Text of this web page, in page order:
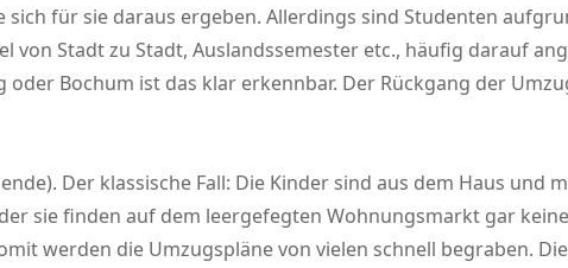
für sie daraus ergeben. Allerdings sind Studenten
von Stadt zu Stadt, Auslandssemester etc., häufig darauf
Bochum ist das klar erkennbar. Der Rückgang der
Der klassische Fall: Die Kinder sind aus dem Haus und
sie finden auf dem leergefegten Wohnungsmarkt gar
werden die Umzugspläne von vielen schnell begraben.